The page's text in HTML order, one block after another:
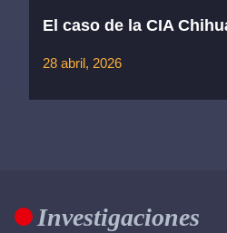
El caso de la CIA
28 abril, 2026
Investigaciones